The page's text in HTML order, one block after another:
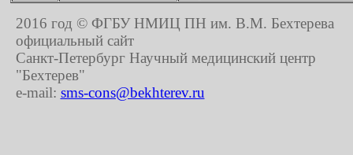
2016 год © ФГБУ НМИЦ ПН им. В.М. Бехтерева
официальный сайт
Санкт-Петербург Научный медицинский центр
"Бехтерев"
e-mail: sms-cons@bekhterev.ru